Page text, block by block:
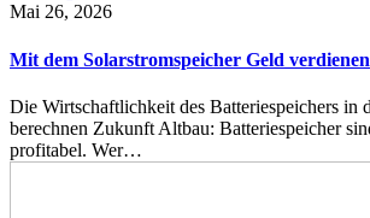
Mai 26, 2026
Mit dem Solarstromspeicher Geld verdienen
Die Wirtschaftlichkeit des Batteriespeichers in
berechnen Zukunft Altbau: Batteriespeicher
profitabel. Wer…